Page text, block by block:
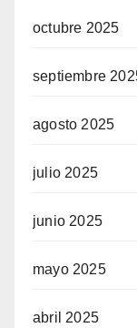
octubre 2025
septiembre
agosto 2025
julio 2025
junio 2025
mayo 2025
abril 2025